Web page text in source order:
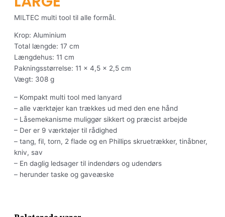
MILTEC multi tool til alle formål.
Krop: Aluminium
Total længde: 17 cm
Længdehus: 11 cm
Pakningsstørrelse: 11 x 4,5 x 2,5 cm
Vægt: 308 g
– Kompakt multi tool med lanyard
– alle værktøjer kan trækkes ud med den ene hånd
– Låsemekanisme muliggør sikkert og præcist arbejde
– Der er 9 værktøjer til rådighed
– tang, fil, torn, 2 flade og en Phillips skruetrækker, tinåbner,
kniv, sav
– En daglig ledsager til indendørs og udendørs
– herunder taske og gaveæske